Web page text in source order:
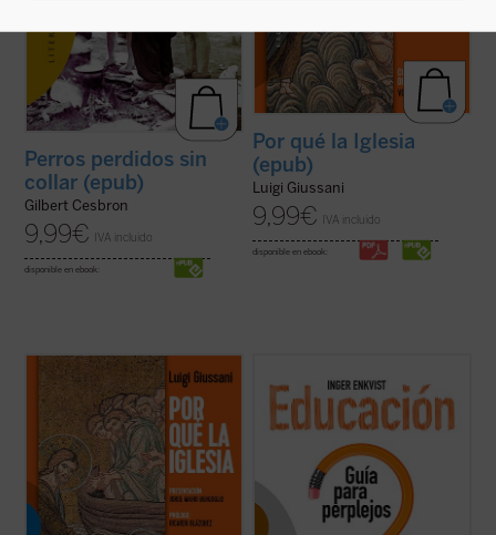
Perros perdidos sin
collar (epub)
Gilbert Cesbron
9,99€ IVA incluido
disponible en ebook:
Por qué la Iglesia
(epub)
Luigi Giussani
9,99€ IVA incluido
disponible en ebook:
«Viviendo la experiencia de la comunidad
cristiana el hombre de hoy puede verificar
que esta realidad no es solamente humana,
sino que esta vida corresponde a las
exigencias más radicales del corazón, que
permite encarar las circunstancias y los ...
(ver ficha)